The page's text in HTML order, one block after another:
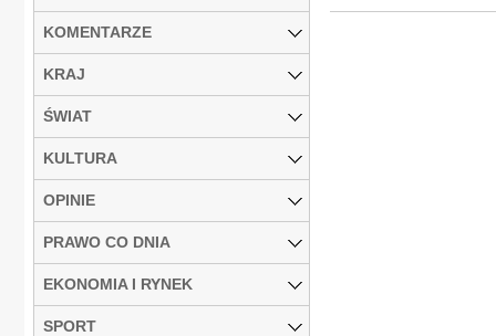
KOMENTARZE
KRAJ
ŚWIAT
KULTURA
OPINIE
PRAWO CO DNIA
EKONOMIA I RYNEK
SPORT